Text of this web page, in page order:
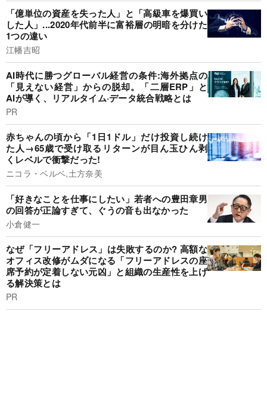
「億単位の資産を失った人」と「高級車を爆買い
した人」...2020年代前半に富裕層の明暗を分けた
1つの違い
江幡吉昭
AI時代に勝つグローバル経営の条件:海外拠点の
「見えない経営」からの脱却。「二層ERP」と
AIが導く、リアルタイム·データ統合戦略とは
PR
赤ちゃんの頃から「1日1ドル」だけ投資し続け
た人→65歳で受け取るリターンが目ん玉ひん剥
くレベルで衝撃だった!
ニコラ・ベルベ,土方奈美
「好きなことを仕事にしたい」若者への豊田章男
の回答が正論すぎて、ぐうの音も出なかった
小倉健一
なぜ「フリーアドレス」は失敗するのか? 高額な
オフィス改修がムダになる「フリーアドレスの座
席予約が定着しない元凶」と組織の生産性を上げ
る解決策とは
PR